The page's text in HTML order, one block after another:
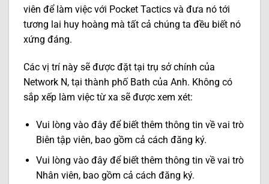
viên để làm việc với Pocket Tactics và đưa nó tới
tương lai huy hoàng mà tất cả chúng ta đều biết nó
xứng đáng.
Các vị trí này sẽ được đặt tại trụ sở chính của
Network N, tại thành phố Bath của Anh. Không có
sắp xếp làm việc từ xa sẽ được xem xét:
Vui lòng vào đây để biết thêm thông tin về vai trò
Biên tập viên, bao gồm cả cách đăng ký.
Vui lòng vào đây để biết thêm thông tin về vai trò
Nhân viên, bao gồm cả cách đăng ký.